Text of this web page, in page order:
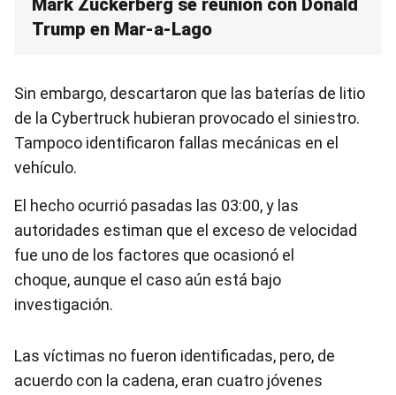
Mark Zuckerberg se reunión con Donald
Trump en Mar-a-Lago
Sin embargo, descartaron que las baterías de litio
de la Cybertruck hubieran provocado el siniestro.
Tampoco identificaron fallas mecánicas en el
vehículo.
El hecho ocurrió pasadas las 03:00, y las
autoridades estiman que el exceso de velocidad
fue uno de los factores que ocasionó el
choque, aunque el caso aún está bajo
investigación.
Las víctimas no fueron identificadas, pero, de
acuerdo con la cadena, eran cuatro jóvenes